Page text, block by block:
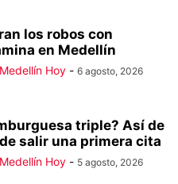
los robos con
en Medellín
Hoy - 6 agosto, 2026
triple? Así de
salir una primera cita
Hoy - 5 agosto, 2026